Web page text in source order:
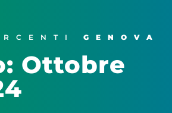
GENOVA
Ottobre